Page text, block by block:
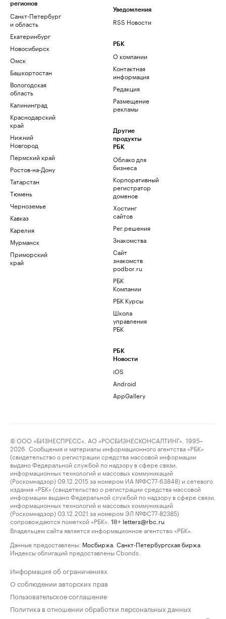
регионов
Санкт-Петербург
и область
Екатеринбург
Новосибирск
Омск
Башкортостан
Вологодская
область
Калининград
Краснодарский
край
Нижний
Новгород
Пермский край
Ростов-на-Дону
Татарстан
Тюмень
Черноземье
Кавказ
Карелия
Мурманск
Приморский
край
Уведомления
RSS Новости
РБК
О компании
Контактная
информация
Редакция
Размещение
рекламы
Другие
продукты
РБК
Облако для
бизнеса
Корпоративный
регистратор
доменов
Хостинг
сайтов
Рег.решения
Знакомства
Сайт
знакомств
podbor.ru
РБК
Компании
РБК Курсы
Школа
управления
РБК
РБК
Новости
iOS
Android
AppGallery
© ООО «БИЗНЕСПРЕСС», АО «РОСБИЗНЕСКОНСАЛТИНГ», 1995–
2026. Сообщения и материалы информационного агентства «РБК»
(свидетельство о регистрации средства массовой информации
выдано Федеральной службой по надзору в сфере связи,
информационных технологий и массовых коммуникаций
(Роскомнадзор) 09.12.2015 за номером ИА №ФС77-63848) и сетевого
издания «РБК» (свидетельство о регистрации средства массовой
информации выдано Федеральной службой по надзору в сфере связи,
информационных технологий и массовых коммуникаций
(Роскомнадзор) 03.12.2021 за номером ЭЛ №ФС77-82385)
сопровождаются пометкой «РБК».
18+ letters@rbc.ru
Владельцем сайта является информационное агентство «РБК».
Данные предоставлены: Мосбиржа Санкт-Петербургская биржа
Индексы облигаций предоставлены Cbonds.
Информация об ограничениях
О соблюдении авторских прав
Пользовательское соглашение
Политика в отношении обработки персональных данных